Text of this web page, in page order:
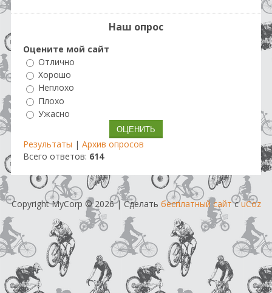
Наш опрос
Оцените мой сайт
Отлично
Хорошо
Неплохо
Плохо
Ужасно
Результаты | Архив опросов
Всего ответов: 614
Copyright MyCorp © 2026|Сделать бесплатный сайтсuCoz